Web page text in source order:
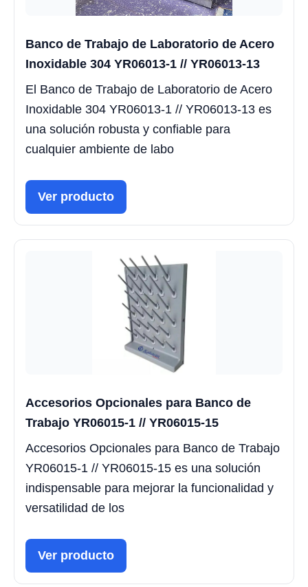
Banco de Trabajo de Laboratorio de Acero
Inoxidable 304 YR06013-1 // YR06013-13
El Banco de Trabajo de Laboratorio de Acero
Inoxidable 304 YR06013-1 // YR06013-13 es
una solución robusta y confiable para
cualquier ambiente de labo
Ver producto
Accesorios Opcionales para Banco de
Trabajo YR06015-1 // YR06015-15
Accesorios Opcionales para Banco de Trabajo
YR06015-1 // YR06015-15 es una solución
indispensable para mejorar la funcionalidad y
versatilidad de los
Ver producto